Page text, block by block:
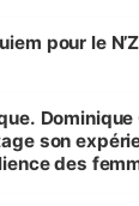
pour le
Dominique
son
des